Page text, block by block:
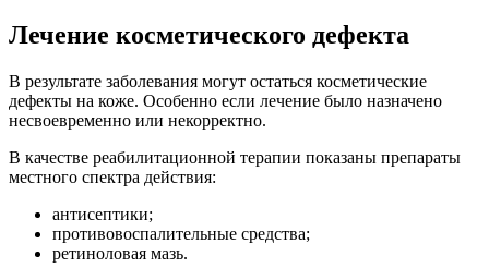
Лечение косметического дефекта
В результате заболевания могут остаться косметические
дефекты на коже. Особенно если лечение было назначено
несвоевременно или некорректно.
В качестве реабилитационной терапии показаны препараты
местного спектра действия:
антисептики;
противовоспалительные средства;
ретиноловая мазь.